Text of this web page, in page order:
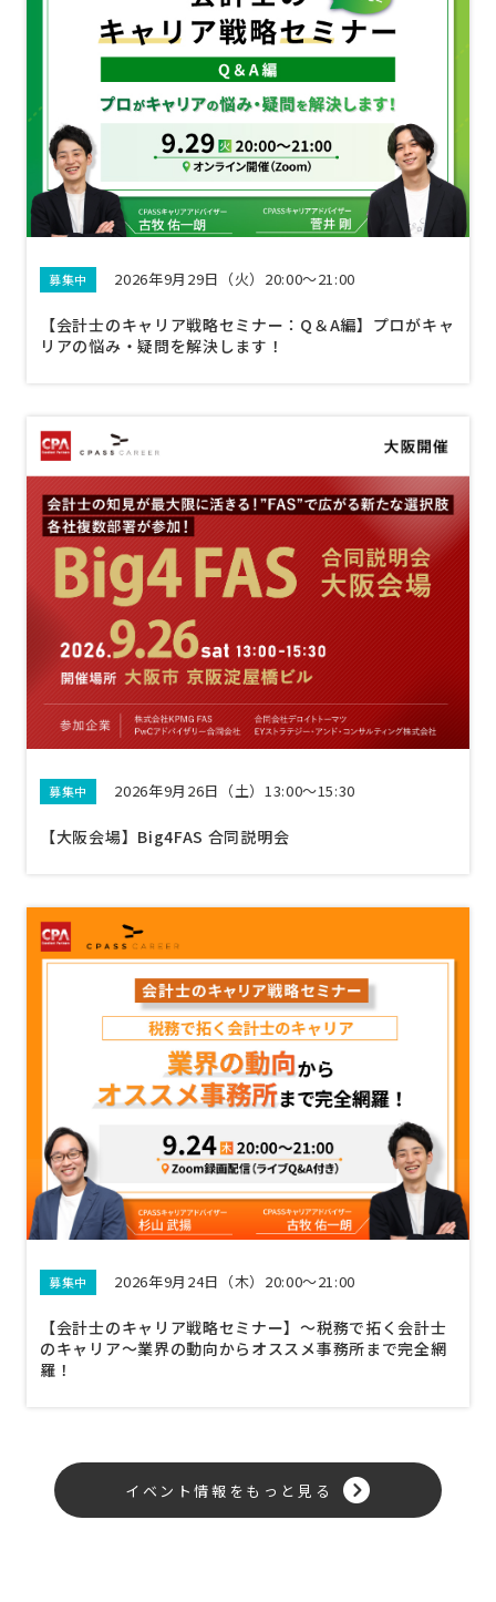
募集中 2026年9月29日（火）20:00～21:00
【会計士のキャリア戦略セミナー：Q＆A編】プロがキャ
リアの悩み・疑問を解決します！
募集中 2026年9月26日（土）13:00〜15:30
【大阪会場】Big4FAS 合同説明会
募集中 2026年9月24日（木）20:00～21:00
【会計士のキャリア戦略セミナー】〜税務で拓く会計士
のキャリア〜業界の動向からオススメ事務所まで完全網
羅！
イベント情報をもっと見る